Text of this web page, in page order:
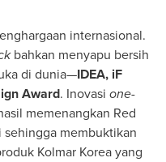
internasional.
bahkan menyapu bersih
di dunia—IDEA, iF
Award. Inovasi one-
memenangkan Red
membuktikan
Kolmar Korea yang